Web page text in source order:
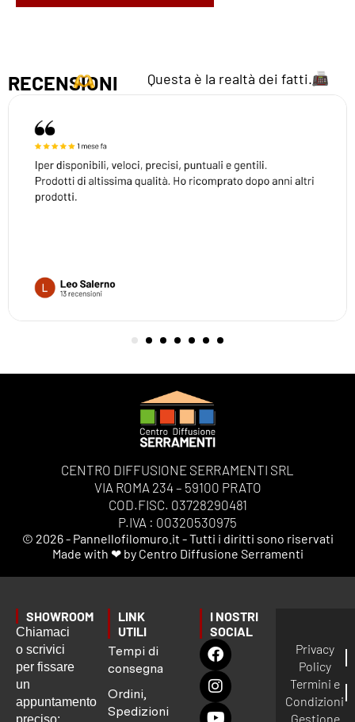
RECENSIONI Questa è la realtà dei fatti.
CENTRO DIFFUSIONE SERRAMENTI SRL
VIA ROMA 234 – 59100 PRATO
COD.FISC. 03728290481
P.IVA : 00320530975
© 2026 - Pannellofilomuro.it - Tutti i diritti sono riservati
Made with ❤ by Centro Diffusione Serramenti
SHOWROOM
Chiamaci
o scrivici
per fissare
un
appuntamento
LINK
UTILI
Tempi di
consegna
Ordini,
Spedizioni
I NOSTRI
SOCIAL
Privacy
Policy
Termini e
Condizioni
Gestione